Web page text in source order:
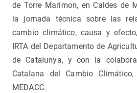
de Torre Marimon, en Caldes de
la jornada técnica sobre las
cambio climático, causa y
IRTA del Departamento de
de Catalunya, y con la
Catalana del Cambio
MEDACC.